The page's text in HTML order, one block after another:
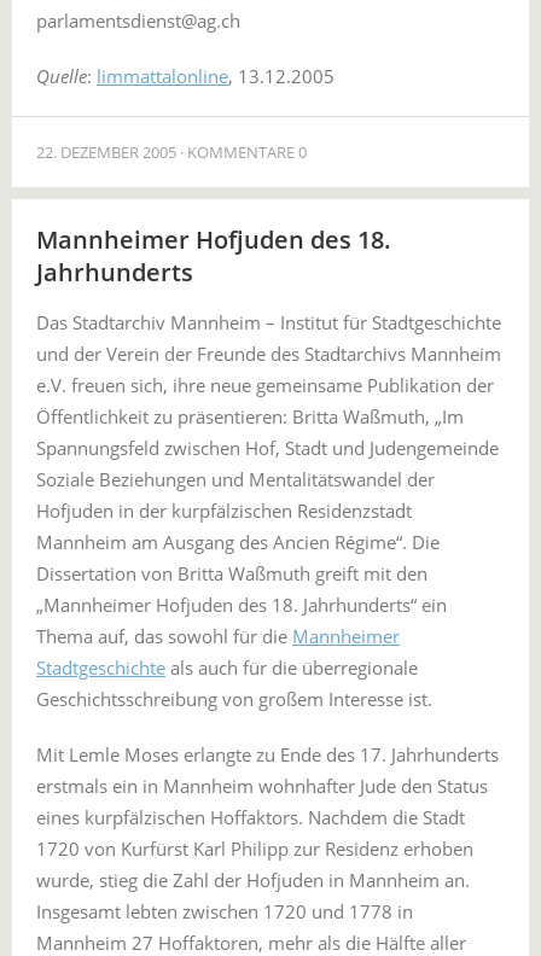
parlamentsdienst@ag.ch
Quelle: limmattalonline, 13.12.2005
22. DEZEMBER 2005 KOMMENTARE 0
Mannheimer Hofjuden des 18.
Jahrhunderts
Das Stadtarchiv Mannheim – Institut für Stadtgeschichte
und der Verein der Freunde des Stadtarchivs Mannheim
e.V. freuen sich, ihre neue gemeinsame Publikation der
Öffentlichkeit zu präsentieren: Britta Waßmuth, „Im
Spannungsfeld zwischen Hof, Stadt und Judengemeinde
Soziale Beziehungen und Mentalitätswandel der
Hofjuden in der kurpfälzischen Residenzstadt
Mannheim am Ausgang des Ancien Régime“. Die
Dissertation von Britta Waßmuth greift mit den
„Mannheimer Hofjuden des 18. Jahrhunderts“ ein
Thema auf, das sowohl für die Mannheimer
Stadtgeschichte als auch für die überregionale
Geschichtsschreibung von großem Interesse ist.
Mit Lemle Moses erlangte zu Ende des 17. Jahrhunderts
erstmals ein in Mannheim wohnhafter Jude den Status
eines kurpfälzischen Hoffaktors. Nachdem die Stadt
1720 von Kurfürst Karl Philipp zur Residenz erhoben
wurde, stieg die Zahl der Hofjuden in Mannheim an.
Insgesamt lebten zwischen 1720 und 1778 in
Mannheim 27 Hoffaktoren, mehr als die Hälfte aller